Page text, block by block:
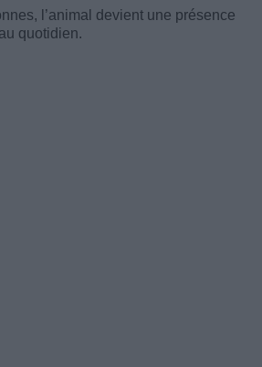
l’animal devient une présence
quotidien.